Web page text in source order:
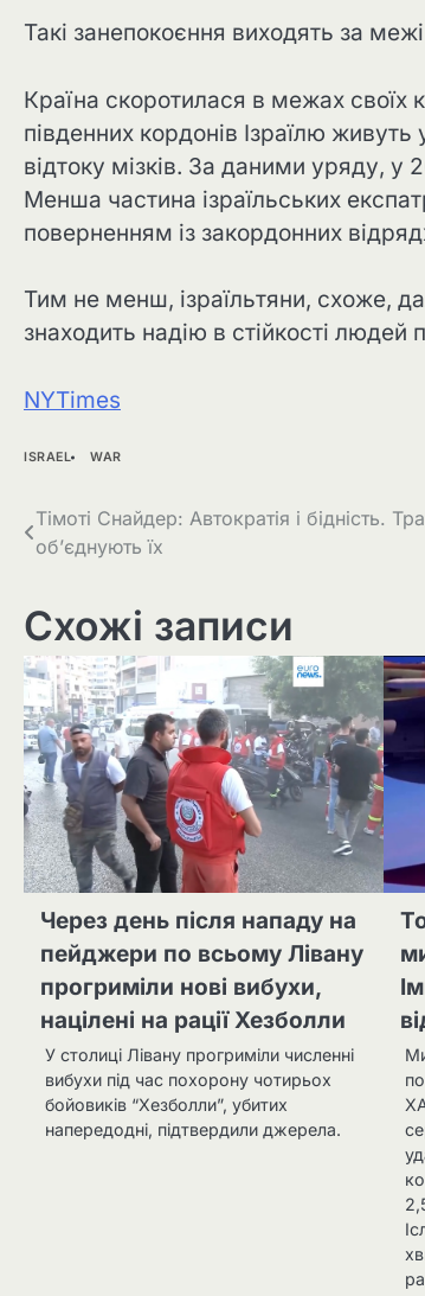
Такі занепокоєння виходять за
Країна скоротилася в межах своїх
південних кордонів Ізраїлю
відтоку мізків. За даними уряду, у
Менша частина ізраїльських
поверненням із закордонних
Тим не менш, ізраїльтяни, схоже,
знаходить надію в стійкості
NYTimes
ISRAEL WAR
Навігація
записів
Тімоті Снайдер: Автократія і бідність.
об’єднують їх
Схожі записи
Через день після нападу на
пейджери по всьому Лівану
прогриміли нові вибухи,
націлені на рації Хезболли
У столиці Лівану прогриміли численні
вибухи під час похорону чотирьох
бойовиків “Хезболли”, убитих
напередодні, підтвердили джерела.